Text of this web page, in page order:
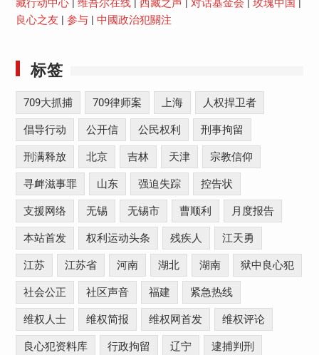
藏行动中心| 维吾尔在线| 西藏之声| 对话基金会 玫瑰中国
良心之友
参与| 中國政治犯關注
标签
709大抓捕 709律师案 上海 人权捍卫者
倡导行动 公开信 公民权利 刑事拘留
刑满释放 北京 吉林 天津 宗教信仰
寻衅滋事罪 山东 强迫失踪 控告状
支援网络 无锡 无锡市 曹顺利 月度报告
本站首发 权利运动头条 残疾人 江天勇
江苏 江苏省 河南 湖北 湖南 狱中良心犯
社会公正 社区声音 福建 紧急热线
维权人士 维权简报 维权网首发 维权评论
良心犯资料库 行政拘留 辽宁 逮捕判刑